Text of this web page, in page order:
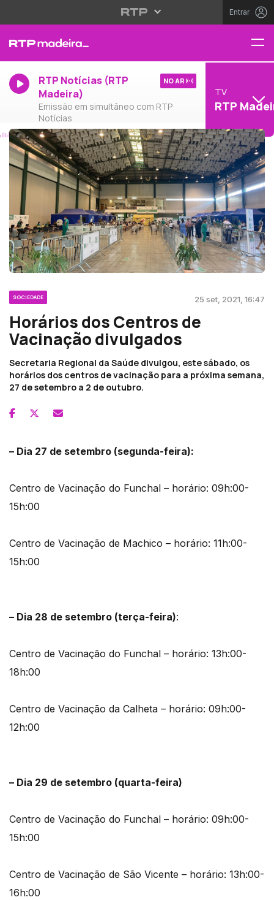
Entrar
RTP Notícias (RTP
Madeira)
Emissão em simultâneo com RTP
Notícias
NO AR
TV
RTP
SOCIEDADE 25 set, 2021, 16:47
Horários dos Centros de
Vacinação divulgados
Secretaria Regional da Saúde divulgou, este sábado, os
horários dos centros de vacinação para a próxima semana,
27 de setembro a 2 de outubro.
– Dia 27 de setembro (segunda-feira):
Centro de Vacinação do Funchal – horário: 09h:00-
15h:00
Centro de Vacinação de Machico – horário: 11h:00-
15h:00
– Dia 28 de setembro (terça-feira):
Centro de Vacinação do Funchal – horário: 13h:00-
18h:00
Centro de Vacinação da Calheta – horário: 09h:00-
12h:00
– Dia 29 de setembro (quarta-feira)
Centro de Vacinação do Funchal – horário: 09h:00-
15h:00
Centro de Vacinação de São Vicente – horário: 13h:00-
16h:00